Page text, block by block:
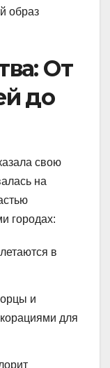
образ
От
до
свою
на
городах:
в
и
для